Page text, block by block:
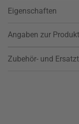
Eigenschaften
Angaben zur
Zubehör- und